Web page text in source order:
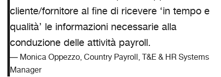
cliente/fornitore al fine di ricevere ‘in tempo e
qualità’ le informazioni necessarie alla
conduzione delle attività payroll.
Monica Oppezzo, Country Payroll, T&E & HR Systems
Manager